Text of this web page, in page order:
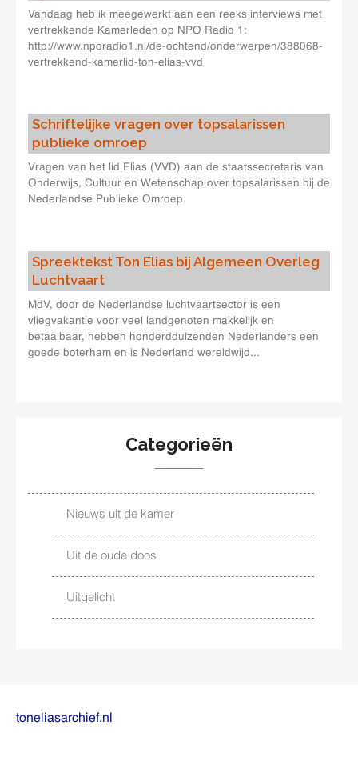
Vandaag heb ik meegewerkt aan een reeks interviews met
vertrekkende Kamerleden op NPO Radio 1:
http://www.nporadio1.nl/de-ochtend/onderwerpen/388068-
vertrekkend-kamerlid-ton-elias-vvd
Schriftelijke vragen over topsalarissen
publieke omroep
Vragen van het lid Elias (VVD) aan de staatssecretaris van
Onderwijs, Cultuur en Wetenschap over topsalarissen bij de
Nederlandse Publieke Omroep
Spreektekst Ton Elias bij Algemeen Overleg
Luchtvaart
MdV, door de Nederlandse luchtvaartsector is een
vliegvakantie voor veel landgenoten makkelijk en
betaalbaar, hebben honderdduizenden Nederlanders een
goede boterham en is Nederland wereldwijd...
Categorieën
Nieuws uit de kamer
Uit de oude doos
Uitgelicht
toneliasarchief.nl